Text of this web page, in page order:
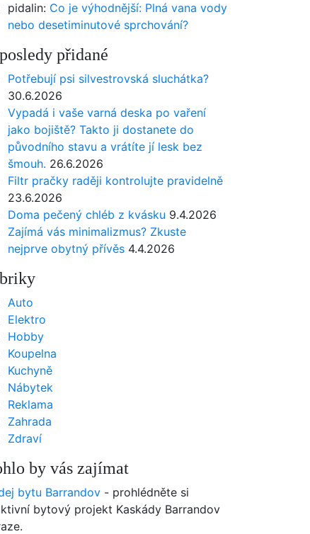
pidalin: Co je výhodnější: Plná vana vody
nebo desetiminutové sprchování?
přidané
Potřebují psi silvestrovská sluchátka?
30.6.2026
Vypadá i vaše varná deska po vaření
jako bojiště? Takto ji dostanete do
původního stavu a vrátíte jí lesk bez
šmouh. 26.6.2026
Filtr pračky raději kontrolujte pravidelně
23.6.2026
Doma pečený chléb z kvásku 9.4.2026
Zajímá vás minimalizmus? Zkuste
nejprve obytný přívěs 4.4.2026
Auto
Elektro
Hobby
Koupelna
Kuchyně
Nábytek
Reklama
Zahrada
Zdraví
by vás zajímat
bytu Barrandov - prohlédněte si
bytový projekt Kaskády Barrandov